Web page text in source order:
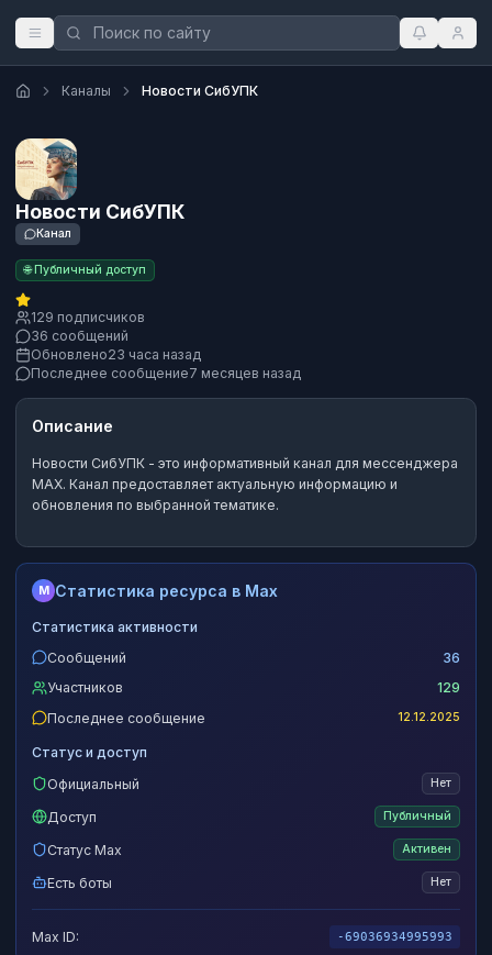
Каналы Новости СибУПК
Новости СибУПК
Канал
🌐 Публичный доступ
129 подписчиков
36 сообщений
Обновлено23 часа назад
Последнее сообщение7 месяцев назад
Описание
Новости СибУПК - это информативный канал для мессенджера
MAX. Канал предоставляет актуальную информацию и
обновления по выбранной тематике.
M Статистика ресурса в Max
Статистика активности
Сообщений
36
Участников
129
Последнее сообщение
12.12.2025
Статус и доступ
Официальный
Нет
Доступ Публичный
Статус Max Активен
Есть боты Нет
Max ID: -69036934995993